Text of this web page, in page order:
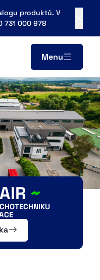
produktů. V
731 000 978
Menu
podniku
978
~